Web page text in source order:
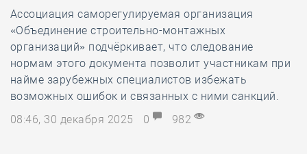
Ассоциация саморегулируемая организация
«Объединение строительно-монтажных
организаций» подчёркивает, что следование
нормам этого документа позволит участникам при
найме зарубежных специалистов избежать
возможных ошибок и связанных с ними санкций.
08:46, 30 декабря 2025
0 982